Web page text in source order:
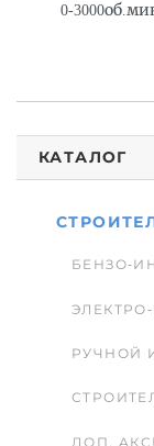
0-
КАТАЛОГ
БЕНЗО-
РУЧНОЙ
ДОП.